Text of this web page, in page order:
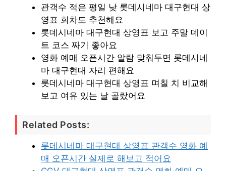
관객수 적은 평일 낮 롯데시네마 대구현대 상
영표 회차도 추천해요
롯데시네마 대구현대 상영표 보고 주말 데이
트 코스 짜기 좋아요
영화 예매 오픈시간 알람 맞춰두면 롯데시네
마 대구현대 자리 편해요
롯데시네마 대구현대 상영표 며칠 치 비교해
보고 여유 있는 날 골랐어요
Related Posts:
롯데시네마 대구현대 상영표 관객수 영화 예
매 오픈시간 실제로 해보고 적어요